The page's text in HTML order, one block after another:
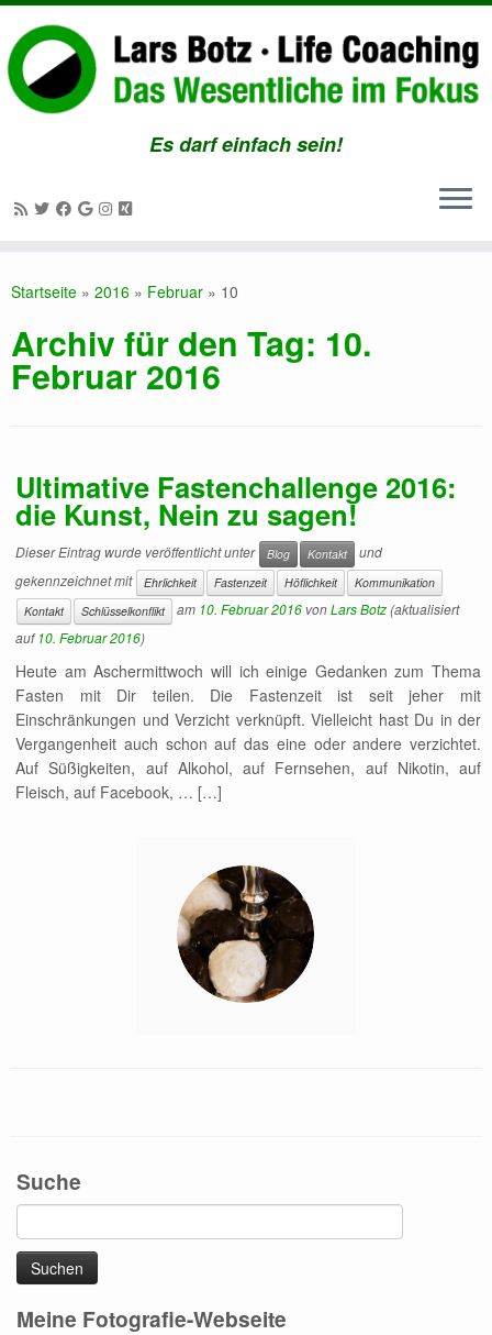
Inhalt
Es darf einfach sein!
Startseite » 2016 » Februar » 10
Archiv für den Tag: 10.
Februar 2016
Ultimative Fastenchallenge 2016:
die Kunst, Nein zu sagen!
Dieser Eintrag wurde veröffentlicht unter Blog Kontakt
und
gekennzeichnet mit
Ehrlichkeit Fastenzeit Höflichkeit
Kommunikation
Kontakt
Schlüsselkonflikt am 10. Februar 2016 vonLars Botz(aktualisiert
auf10. Februar 2016)
Heute am Aschermittwoch will ich einige Gedanken zum Thema
Fasten mit Dir teilen. Die Fastenzeit ist seit jeher mit
Einschränkungen und Verzicht verknüpft. Vielleicht hast Du in der
Vergangenheit auch schon auf das eine oder andere verzichtet.
Auf Süßigkeiten, auf Alkohol, auf Fernsehen, auf Nikotin, auf
Fleisch, auf Facebook, … […]
Suche
Suchen
nach:
Meine Fotografie-Webseite